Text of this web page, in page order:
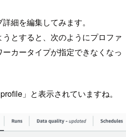
細を編集してみます。
とすると、次のようにプロファ
カータイプが指定できなくなっ
」と表示されていますね。